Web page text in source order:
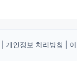
개인정보 처리방침
이